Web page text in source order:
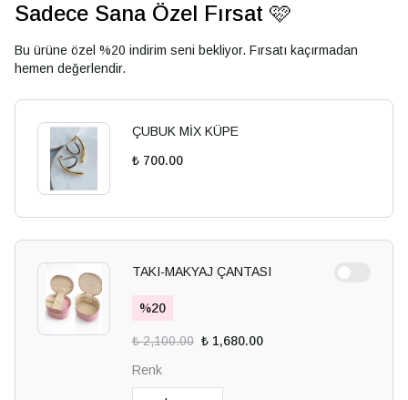
Sadece Sana Özel Fırsat 🩷
Bu ürüne özel %20 indirim seni bekliyor. Fırsatı kaçırmadan
hemen değerlendir.
ÇUBUK MİX KÜPE
₺ 700.00
TAKI-MAKYAJ ÇANTASI
%20
₺ 2,100.00 ₺ 1,680.00
Renk